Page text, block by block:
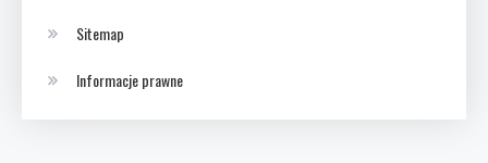
Sitemap
Informacje prawne